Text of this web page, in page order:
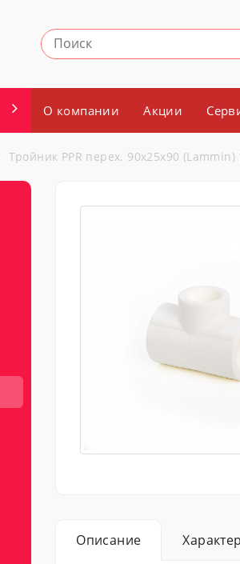
О компании Акции
Тройник PPR перех. 90х25х90 (Lammin)
Описание